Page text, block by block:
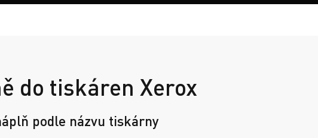
do tiskáren Xerox
podle názvu tiskárny